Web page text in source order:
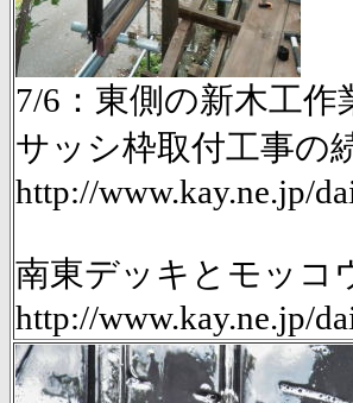
7/6：東側の新木工作
サッシ枠取付工事の
http://www.kay.ne.jp/
南東デッキとモッコ
http://www.kay.ne.jp/